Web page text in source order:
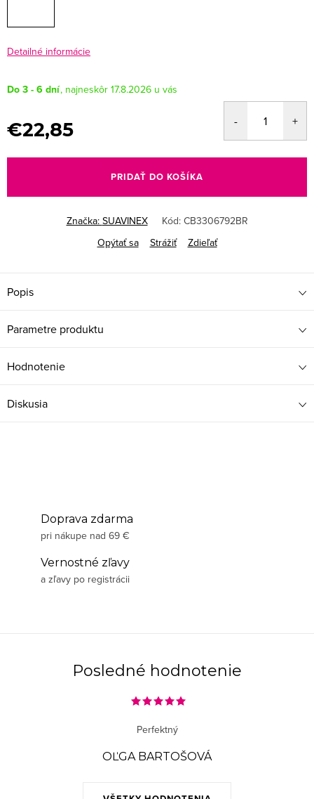
Detailné informácie
Do 3 - 6 dní 17.8.2026
€22,85
cena:
PRIDAŤ DO KOŠÍKA
Značka: SUAVINEX Kód: CB3306792BR
Opýtať sa
Strážiť Zdieľať
Popis
Parametre produktu
Hodnotenie
Diskusia
Doprava zdarma
pri nákupe nad 69 €
Vernostné zľavy
a zľavy po registrácii
Posledné hodnotenie
Perfektný
OĽGA BARTOŠOVÁ